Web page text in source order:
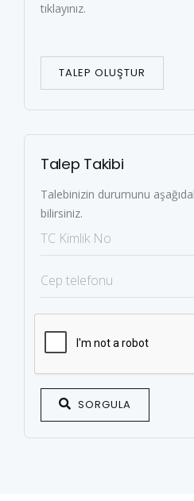
tıklayınız.
TALEP OLUŞTUR
Talep Takibi
Talebinizin durumunu
bilirsiniz.
SORGULA